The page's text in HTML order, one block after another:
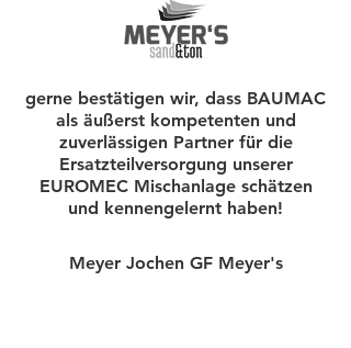
gerne bestätigen wir, dass BAUMAC
als äußerst kompetenten und
zuverlässigen Partner für die
Ersatzteilversorgung unserer
EUROMEC Mischanlage schätzen
und kennengelernt haben!
Meyer Jochen GF Meyer's